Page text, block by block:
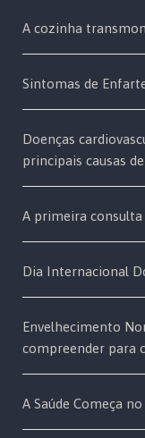
A cozinha
Sintomas de
Doenças
principais causas
A primeira consulta
Dia Internacional
Envelhecimento
compreender para
A Saúde Começa